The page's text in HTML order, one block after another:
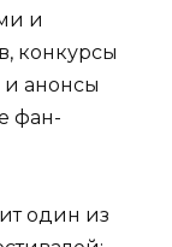
и
конкурсы
и анонсы
фан-
один из